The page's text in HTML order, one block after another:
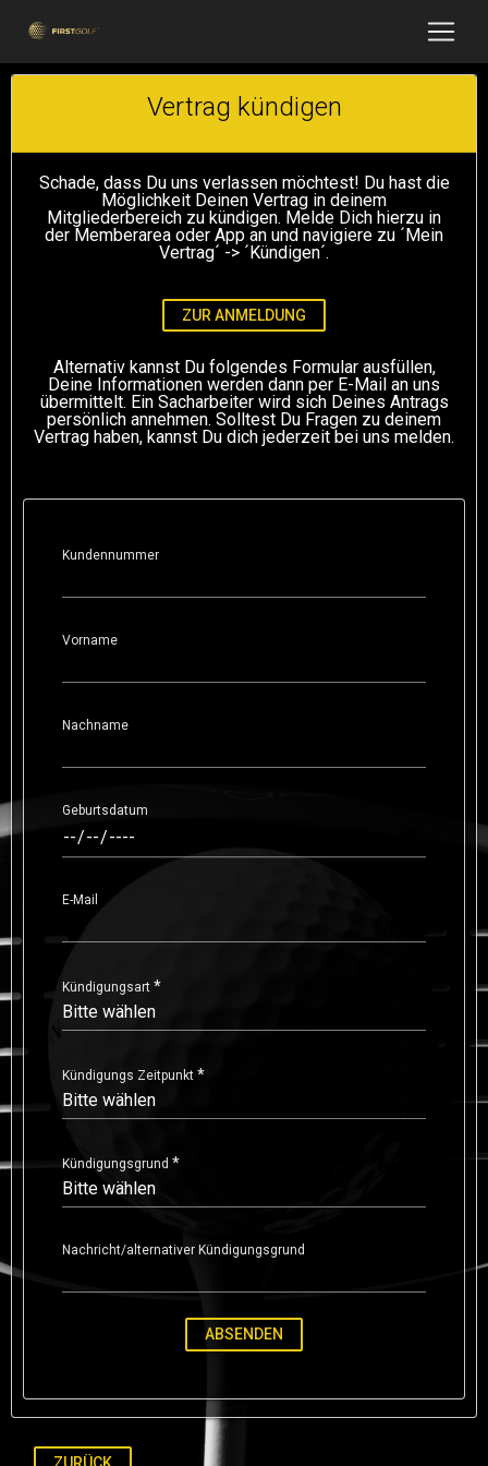
Vertrag kündigen
Schade, dass Du uns verlassen möchtest! Du hast die
Möglichkeit Deinen Vertrag in deinem
Mitgliederbereich zu kündigen. Melde Dich hierzu in
der Memberarea oder App an und navigiere zu ´Mein
Vertrag´ -> ´Kündigen´.
ZUR ANMELDUNG
Alternativ kannst Du folgendes Formular ausfüllen,
Deine Informationen werden dann per E-Mail an uns
übermittelt. Ein Sacharbeiter wird sich Deines Antrags
persönlich annehmen. Solltest Du Fragen zu deinem
Vertrag haben, kannst Du dich jederzeit bei uns melden.
Kundennummer
Vorname
Nachname
Geburtsdatum
E-Mail
Kündigungsart
Kündigungs Zeitpunkt
Kündigungsgrund
Nachricht/alternativer Kündigungsgrund
ZURÜCK